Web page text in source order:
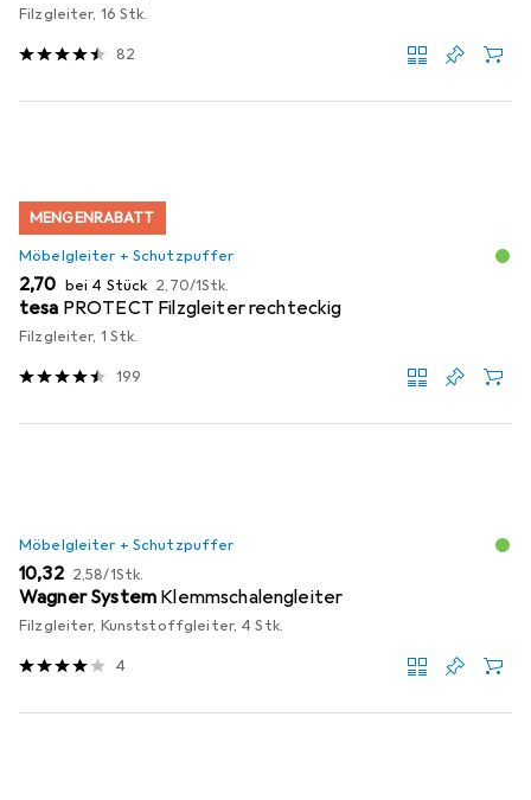
Filzgleiter, 16 Stk.
82
MENGENRABATT
Möbelgleiter + Schutzpuffer
EUR
2,70 bei 4 Stück EUR
2,70/1Stk.
tesa PROTECT Filzgleiter rechteckig
Filzgleiter, 1 Stk.
199
Möbelgleiter + Schutzpuffer
EUR
10,32 EUR
2,58/1Stk.
Wagner System Klemmschalengleiter
Filzgleiter, Kunststoffgleiter, 4 Stk.
4